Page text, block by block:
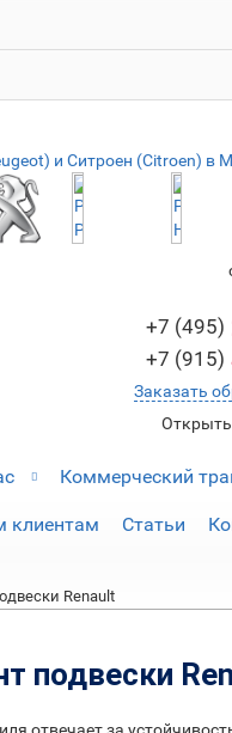
+7 (495)
+7 (915)
Заказать
Открыть
Коммерческий
клиентам Статьи
Renault
подвески
отвечает за